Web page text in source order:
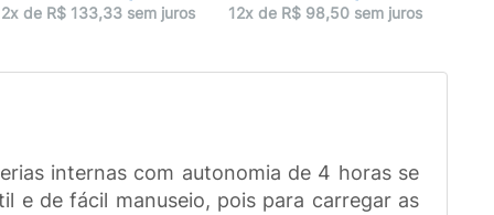
de R$ 133,33 sem juros 12x de R$ 98,50 sem juros
internas com autonomia de 4 horas se
e de fácil manuseio, pois para carregar as